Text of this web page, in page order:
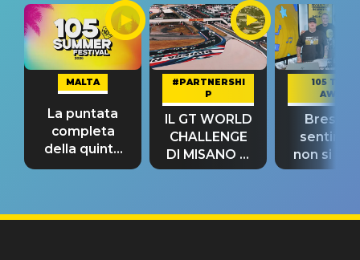
MALTA
La puntata
completa
della quinta
tappa
#PARTNERSHI
P
IL GT WORLD
CHALLENGE
DI MISANO si
riconferma
105 TAKE
AWAY
Bresh:
non si
fino alla